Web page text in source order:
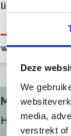
Deze
We
media,
verstrekt of
lid?
worden
Meest
Heeft u